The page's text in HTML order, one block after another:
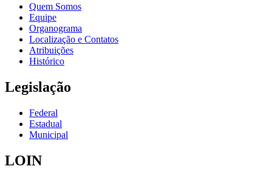
Quem Somos
Equipe
Organograma
Localização e Contatos
Atribuições
Histórico
Legislação
Federal
Estadual
Municipal
LOIN